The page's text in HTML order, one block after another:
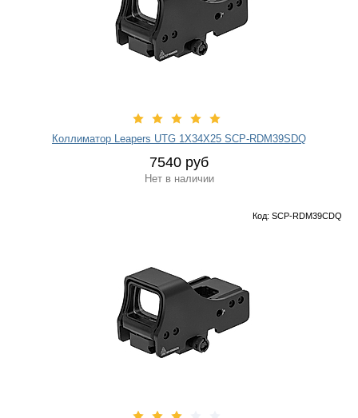
Коллиматор Leapers UTG 1Х34Х25 SCP-RDM39SDQ
7540 руб
Нет в наличии
Код: SCP-RDM39CDQ